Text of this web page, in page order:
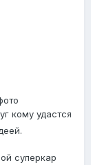
кому удастся
суперкар